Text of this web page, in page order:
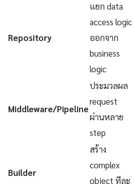
Repository
แยก data
access logic
ออกจาก
business
logic
Middleware/Pipeline
ประมวลผล
request
ผ่านหลาย
step
Builder
สร้าง
complex
object ทีละ